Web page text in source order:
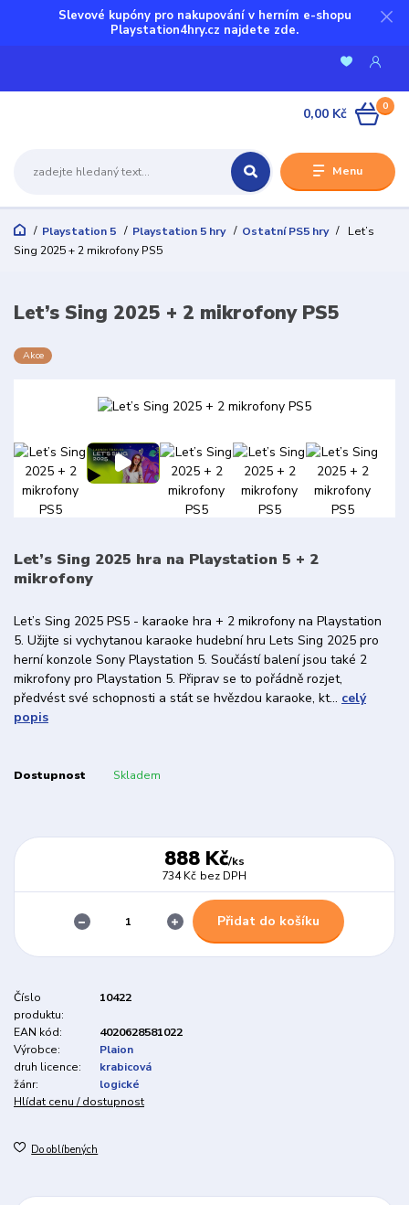
Slevové kupóny pro nakupování v herním e-shopu
Playstation4hry.cz najdete zde.
Menu
0
0,00 Kč
Playstation 5 Playstation 5 hry Ostatní PS5 hry
Let’s
Sing 2025 + 2 mikrofony PS5
Let’s Sing 2025 + 2 mikrofony PS5
Akce
Let’s Sing 2025 hra na Playstation 5 + 2
mikrofony
Let’s Sing 2025 PS5 - karaoke hra + 2 mikrofony na Playstation
5. Užijte si vychytanou karaoke hudební hru Lets Sing 2025 pro
herní konzole Sony Playstation 5. Součástí balení jsou také 2
mikrofony pro Playstation 5. Připrav se to pořádně rozjet,
předvést své schopnosti a stát se hvězdou karaoke, kt... celý
popis
Dostupnost Skladem
888 Kč/ks
734 Kč bez DPH
Přidat do košíku
Číslo
produktu:
10422
EAN kód:
4020628581022
Výrobce:
Plaion
druh licence:
krabicová
žánr:
logické
Hlídat cenu / dostupnost
Do oblíbených